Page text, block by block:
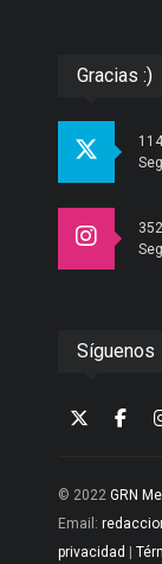
Gracias :)
Síguenos
© 2022 GRN
Email:
privacidad |